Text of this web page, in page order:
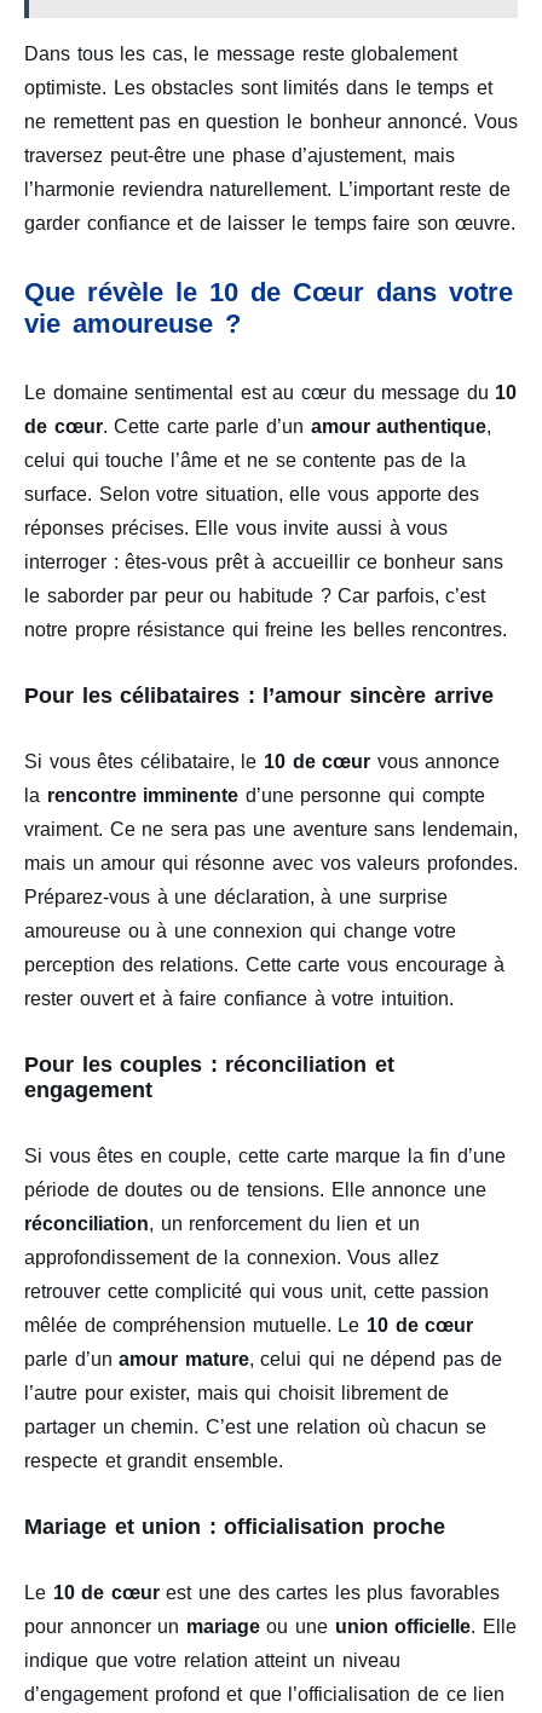
Dans tous les cas, le message reste globalement
optimiste. Les obstacles sont limités dans le temps et
ne remettent pas en question le bonheur annoncé. Vous
traversez peut-être une phase d’ajustement, mais
l’harmonie reviendra naturellement. L’important reste de
garder confiance et de laisser le temps faire son œuvre.
Que révèle le 10 de Cœur dans votre
vie amoureuse ?
Le domaine sentimental est au cœur du message du 10
de cœur. Cette carte parle d’un amour authentique,
celui qui touche l’âme et ne se contente pas de la
surface. Selon votre situation, elle vous apporte des
réponses précises. Elle vous invite aussi à vous
interroger : êtes-vous prêt à accueillir ce bonheur sans
le saborder par peur ou habitude ? Car parfois, c’est
notre propre résistance qui freine les belles rencontres.
Pour les célibataires : l’amour sincère arrive
Si vous êtes célibataire, le 10 de cœur vous annonce
la rencontre imminente d’une personne qui compte
vraiment. Ce ne sera pas une aventure sans lendemain,
mais un amour qui résonne avec vos valeurs profondes.
Préparez-vous à une déclaration, à une surprise
amoureuse ou à une connexion qui change votre
perception des relations. Cette carte vous encourage à
rester ouvert et à faire confiance à votre intuition.
Pour les couples : réconciliation et
engagement
Si vous êtes en couple, cette carte marque la fin d’une
période de doutes ou de tensions. Elle annonce une
réconciliation, un renforcement du lien et un
approfondissement de la connexion. Vous allez
retrouver cette complicité qui vous unit, cette passion
mêlée de compréhension mutuelle. Le 10 de cœur
parle d’unamour mature, celui qui ne dépend pas de
l’autre pour exister, mais qui choisit librement de
partager un chemin. C’est une relation où chacun se
respecte et grandit ensemble.
Mariage et union : officialisation proche
Le 10 de cœurest une des cartes les plus favorables
pour annoncer un mariageou une union officielle. Elle
indique que votre relation atteint un niveau
d’engagement profond et que l’officialisation de ce lien